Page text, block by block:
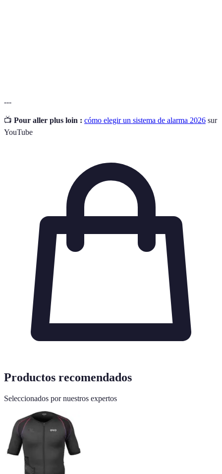
---
📺 Pour aller plus loin : cómo elegir un sistema de alarma 2026 sur
YouTube
Productos recomendados
Seleccionados por nuestros expertos